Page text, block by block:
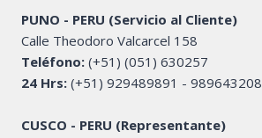
PUNO - PERU (Servicio al Cliente)
Calle Theodoro Valcarcel 158
Teléfono: (+51) (051) 630257
24 Hrs: (+51) 929489891 - 989643208
CUSCO - PERU (Representante)